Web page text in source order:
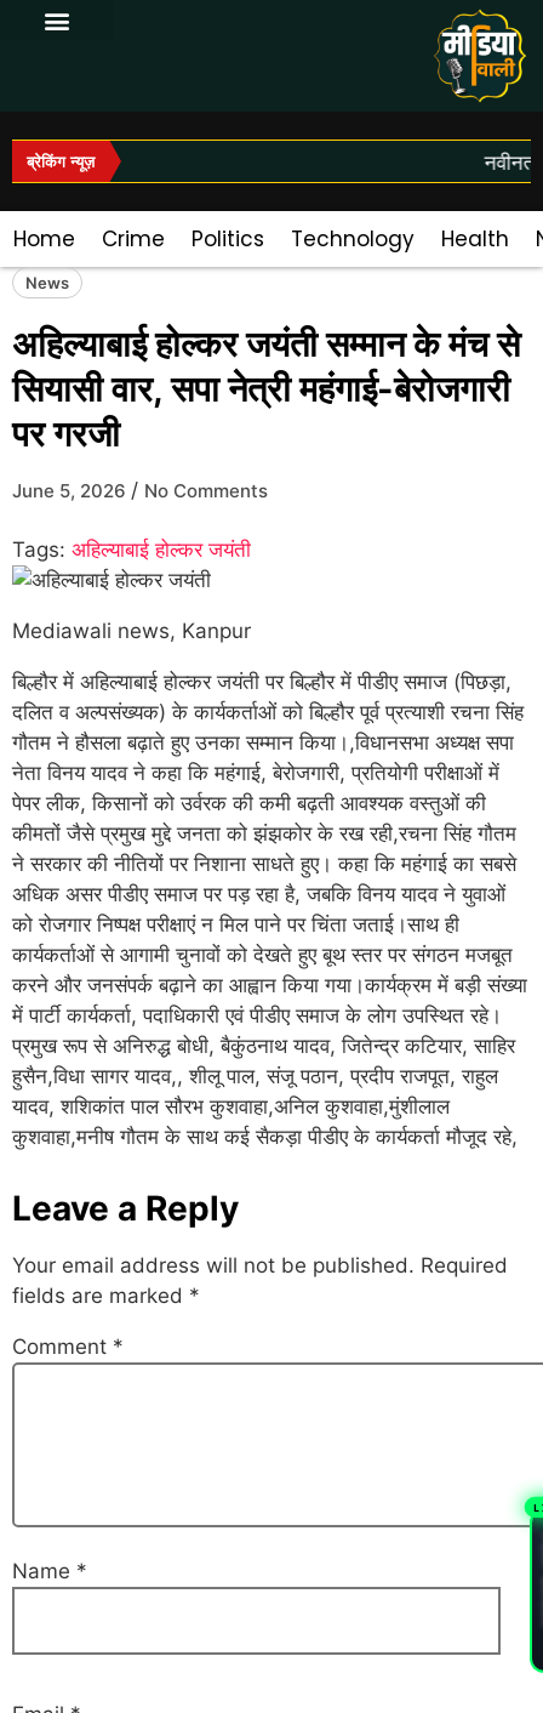
ब्रेकिंग न्यूज़
Home Crime Politics Technology Health
News
अहिल्याबाई होल्कर जयंती सम्मान के मंच से
सियासी वार, सपा नेत्री महंगाई-बेरोजगारी
पर गरजी
June 5, 2026 / No Comments
Tags: अहिल्याबाई होल्कर जयंती
Mediawali news, Kanpur
बिल्हौर में अहिल्याबाई होल्कर जयंती पर बिल्हौर में पीडीए समाज (पिछड़ा,
दलित व अल्पसंख्यक) के कार्यकर्ताओं को बिल्हौर पूर्व प्रत्याशी रचना सिंह
गौतम ने हौसला बढ़ाते हुए उनका सम्मान किया।,विधानसभा अध्यक्ष सपा
नेता विनय यादव ने कहा कि महंगाई, बेरोजगारी, प्रतियोगी परीक्षाओं में
पेपर लीक, किसानों को उर्वरक की कमी बढ़ती आवश्यक वस्तुओं की
कीमतों जैसे प्रमुख मुद्दे जनता को झंझकोर के रख रही,रचना सिंह गौतम
ने सरकार की नीतियों पर निशाना साधते हुए। कहा कि महंगाई का सबसे
अधिक असर पीडीए समाज पर पड़ रहा है, जबकि विनय यादव ने युवाओं
को रोजगार निष्पक्ष परीक्षाएं न मिल पाने पर चिंता जताई।साथ ही
कार्यकर्ताओं से आगामी चुनावों को देखते हुए बूथ स्तर पर संगठन मजबूत
करने और जनसंपर्क बढ़ाने का आह्वान किया गया।कार्यक्रम में बड़ी संख्या
में पार्टी कार्यकर्ता, पदाधिकारी एवं पीडीए समाज के लोग उपस्थित रहे।
प्रमुख रूप से अनिरुद्ध बोधी, बैकुंठनाथ यादव, जितेन्द्र कटियार, साहिर
हुसैन,विधा सागर यादव,, शीलू पाल, संजू पठान, प्रदीप राजपूत, राहुल
यादव, शशिकांत पाल सौरभ कुशवाहा,अनिल कुशवाहा,मुंशीलाल
कुशवाहा,मनीष गौतम के साथ कई सैकड़ा पीडीए के कार्यकर्ता मौजूद रहे,
Leave a Reply
Your email address will not be published. Required
fields are marked *
Comment *
Name *